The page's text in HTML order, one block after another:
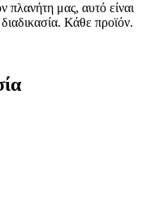
πλανήτη μας, αυτό είναι
Κάθε προϊόν.